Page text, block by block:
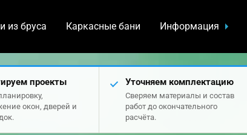
из бруса Каркасные бани Информация
проекты
окон, дверей и
Уточняем комплектацию
Сверяем материалы и состав
работ до окончательного
расчёта.